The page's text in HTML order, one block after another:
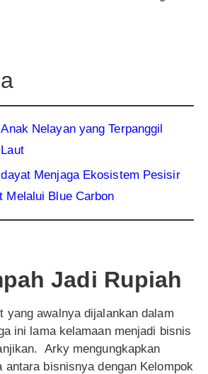
Nelayan yang Terpanggil
Menjaga Ekosistem Pesisir
Melalui Blue Carbon
Jadi Rupiah
yang awalnya dijalankan dalam
ini lama kelamaan menjadi bisnis
Arky mengungkapkan
antara bisnisnya dengan Kelompok